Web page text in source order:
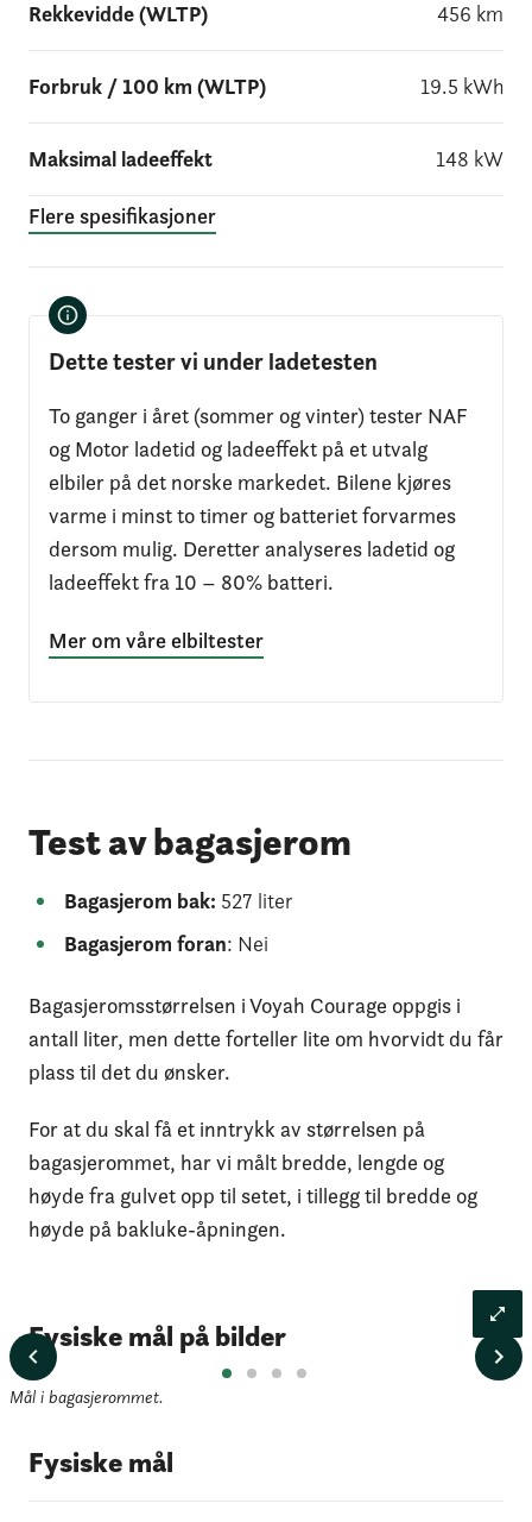
Rekkevidde (WLTP) 456 km
Forbruk / 100 km (WLTP) 19.5 kWh
Maksimal ladeeffekt 148 kW
Flere spesifikasjoner
Dette tester vi under ladetesten
To ganger i året (sommer og vinter) tester NAF
og Motor ladetid og ladeeffekt på et utvalg
elbiler på det norske markedet. Bilene kjøres
varme i minst to timer og batteriet forvarmes
dersom mulig. Deretter analyseres ladetid og
ladeeffekt fra 10 – 80% batteri.
Mer om våre elbiltester
Test av bagasjerom
Bagasjerom bak: 527 liter
Bagasjerom foran: Nei
Bagasjeromsstørrelsen i Voyah Courage oppgis i
antall liter, men dette forteller lite om hvorvidt du får
plass til det du ønsker.
For at du skal få et inntrykk av størrelsen på
bagasjerommet, har vi målt bredde, lengde og
høyde fra gulvet opp til setet, i tillegg til bredde og
høyde på bakluke-åpningen.
Fysiske mål på bilder
Mål i bagasjerommet.
Fysiske mål